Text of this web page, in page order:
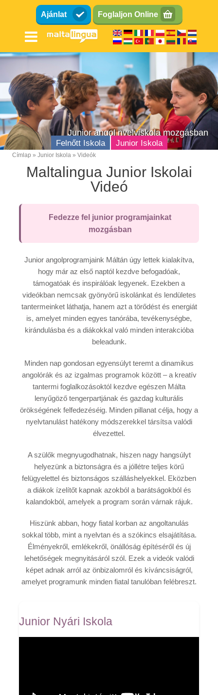
tartalomra
Ajánlat Foglaljon Online
Felnőtt Iskola Junior Iskola
Tinik (13-17)
Gyerekek (8-12)
Nyári iskola
Tanterv
Szállás
Superior rezidencia
Szállás befogadócsaládnál
Csoportvezetők
Árak és időpontok
Csomagok
Nyári tábor
Fotok
Quote
Videók
Junior angol nyelviskola mozgásban
Breadcrumb
Címlap Junior Iskola Videók
Maltalingua Junior Iskolai
Videó
Fedezze fel junior programjainkat
mozgásban
Junior angolprogramjaink Máltán úgy lettek kialakítva,
hogy már az első naptól kezdve befogadóak,
támogatóak és inspirálóak legyenek. Ezekben a
videókban nemcsak gyönyörű iskolánkat és lendületes
tantermeinket láthatja, hanem azt a törődést és energiát
is, amelyet minden egyes tanórába, tevékenységbe,
kirándulásba és a diákokkal való minden interakcióba
beleadunk.
Minden nap gondosan egyensúlyt teremt a dinamikus
angolórák és az izgalmas programok között – a kreatív
tantermi foglalkozásoktól kezdve egészen Málta
lenyűgöző tengerpartjának és gazdag kulturális
örökségének felfedezéséig. Minden pillanat célja, hogy a
nyelvtanulást hatékony módszerekkel társítsa valódi
élvezettel.
A szülők megnyugodhatnak, hiszen nagy hangsúlyt
helyezünk a biztonságra és a jóllétre teljes körű
felügyelettel és biztonságos szálláshelyekkel. Eközben
a diákok ízelítőt kapnak azokból a barátságokból és
kalandokból, amelyek a program során várnak rájuk.
Hiszünk abban, hogy fiatal korban az angoltanulás
sokkal több, mint a nyelvtan és a szókincs elsajátítása.
Élményekről, emlékekről, önállóság építéséről és új
lehetőségek megnyitásáról szól. Ezek a videók valódi
képet adnak arról az önbizalomról és kíváncsiságról,
amelyet programunk minden fiatal tanulóban felébreszt.
Junior Nyári Iskola